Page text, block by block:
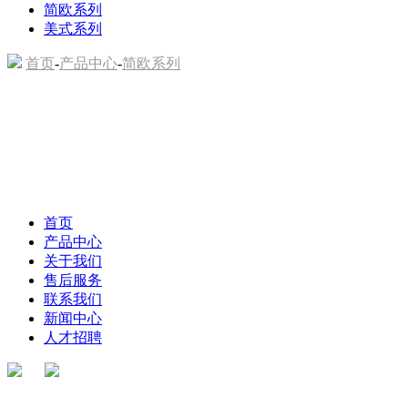
简欧系列
美式系列
首页-产品中心-简欧系列
首页
产品中心
关于我们
售后服务
联系我们
新闻中心
人才招聘